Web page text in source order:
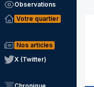
Observations
Votre quartier
Nos articles
X (Twitter)